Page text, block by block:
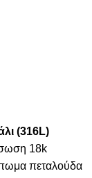
(316L)
18k
πεταλούδα